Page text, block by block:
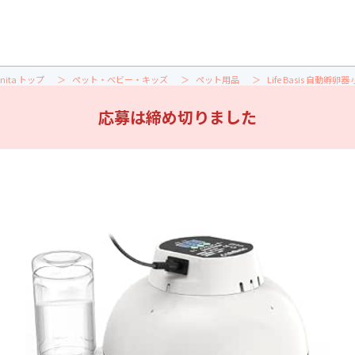
トップ ペット・ベビー・キッズ ペット用品 Life Basis 自動孵卵器
応募は締め切りました